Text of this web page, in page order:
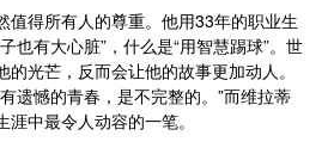
值得所有人的尊重。他用33年的职业生
也有大心脏”，什么是“用智慧踢球”。世
光芒，反而会让他的故事更加动人。
遗憾的青春，是不完整的。”而维拉蒂
中最令人动容的一笔。